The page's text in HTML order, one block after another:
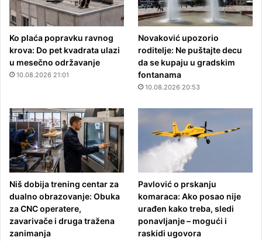
Ko plaća popravku ravnog
krova: Do pet kvadrata ulazi
u mesečno održavanje
10.08.2026 21:01
Novaković upozorio
roditelje: Ne puštajte decu
da se kupaju u gradskim
fontanama
10.08.2026 20:53
Niš dobija trening centar za
dualno obrazovanje: Obuka
za CNC operatere,
zavarivače i druga tražena
zanimanja
Pavlović o prskanju
komaraca: Ako posao nije
urađen kako treba, sledi
ponavljanje – mogući i
raskidi ugovora